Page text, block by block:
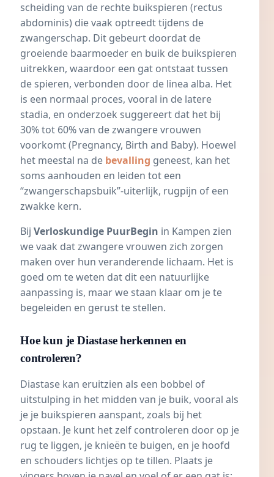
scheiding van de rechte buikspieren (rectus
abdominis) die vaak optreedt tijdens de
zwangerschap. Dit gebeurt doordat de
groeiende baarmoeder en buik de buikspieren
uitrekken, waardoor een gat ontstaat tussen
de spieren, verbonden door de linea alba. Het
is een normaal proces, vooral in de latere
stadia, en onderzoek suggereert dat het bij
30% tot 60% van de zwangere vrouwen
voorkomt (Pregnancy, Birth and Baby). Hoewel
het meestal na de bevalling geneest, kan het
soms aanhouden en leiden tot een
“zwangerschapsbuik”-uiterlijk, rugpijn of een
zwakke kern.
Bij Verloskundige PuurBegin in Kampen zien
we vaak dat zwangere vrouwen zich zorgen
maken over hun veranderende lichaam. Het is
goed om te weten dat dit een natuurlijke
aanpassing is, maar we staan klaar om je te
begeleiden en gerust te stellen.
Hoe kun je Diastase herkennen en
controleren?
Diastase kan eruitzien als een bobbel of
uitstulping in het midden van je buik, vooral als
je je buikspieren aanspant, zoals bij het
opstaan. Je kunt het zelf controleren door op je
rug te liggen, je knieën te buigen, en je hoofd
en schouders lichtjes op te tillen. Plaats je